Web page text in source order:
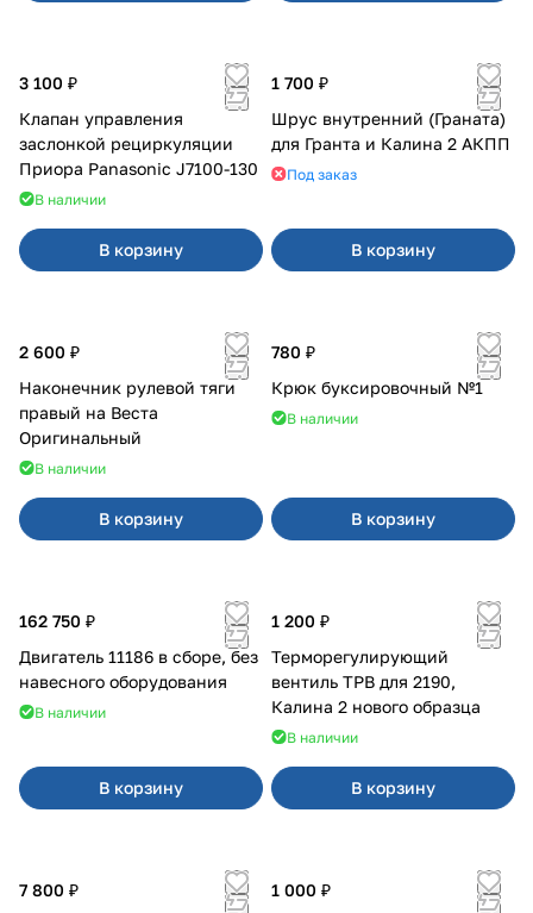
3 100 ₽
Клапан управления
заслонкой рециркуляции
Приора Panasonic J7100-130
В наличии
В корзину
1 700 ₽
Шрус внутренний (Граната)
для Гранта и Калина 2 АКПП
Под заказ
В корзину
2 600 ₽
Наконечник рулевой тяги
правый на Веста
Оригинальный
В наличии
В корзину
780 ₽
Крюк буксировочный №1
В наличии
В корзину
162 750 ₽
Двигатель 11186 в сборе, без
навесного оборудования
В наличии
В корзину
1 200 ₽
Терморегулирующий
вентиль ТРВ для 2190,
Калина 2 нового образца
В наличии
В корзину
7 800 ₽
1 000 ₽